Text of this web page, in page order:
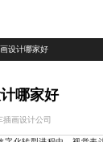
设计哪家好
哪家好
插画设计公司